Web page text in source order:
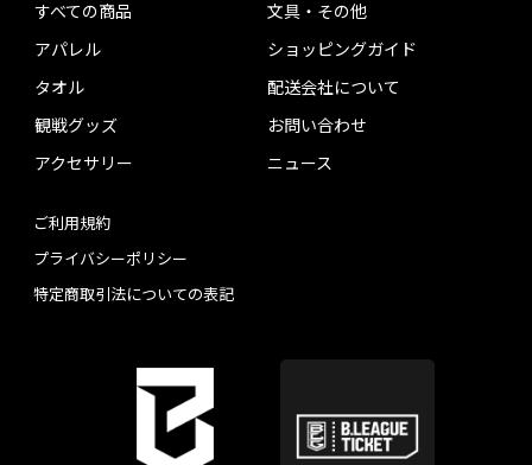
すべての商品
アパレル
タオル
観戦グッズ
アクセサリー
文具・その他
ショッピングガイド
配送会社について
お問い合わせ
ニュース
ご利用規約
プライバシーポリシー
特定商取引法についての表記